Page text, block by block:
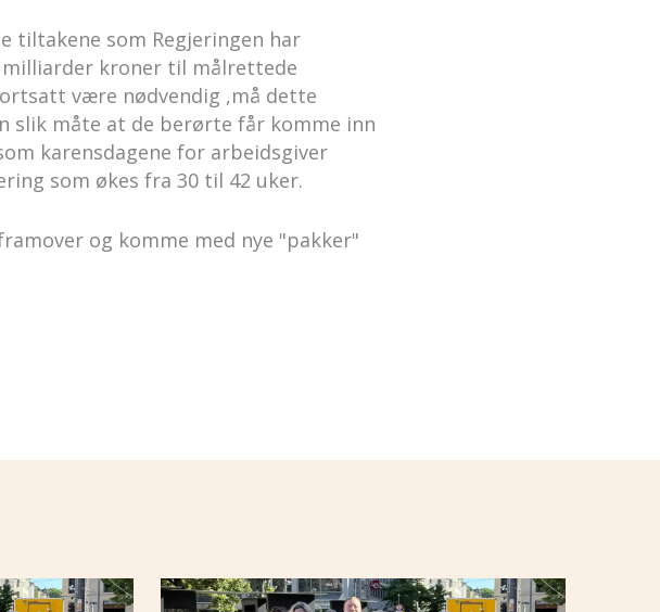
tiltakene som Regjeringen har
kroner til målrettede
være nødvendig ,må dette
slik måte at de berørte får komme inn
karensdagene for arbeidsgiver
som økes fra 30 til 42 uker.
og komme med nye "pakker"